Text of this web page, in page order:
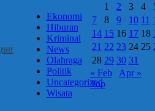
Ekonomi
Hiburan
Kriminal
News
Olahraga
Politik
Uncategorized
Wisata
1
2 3 4
7
8 9 10 11
14 15 16 17 18
21 22 23 24 25
28 29 30 31
« Feb
Apr »
Top